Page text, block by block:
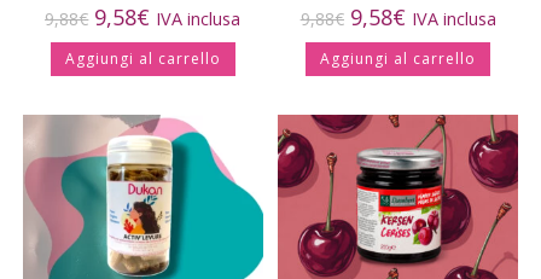
9,88€ 9,58€ IVA inclusa
Aggiungi al carrello
9,88€ 9,58€ IVA inclusa
Aggiungi al carrello